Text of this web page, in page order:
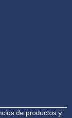
de productos y